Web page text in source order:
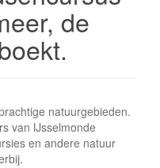
de
natuurgebieden.
van IJsselmonde
en andere natuur